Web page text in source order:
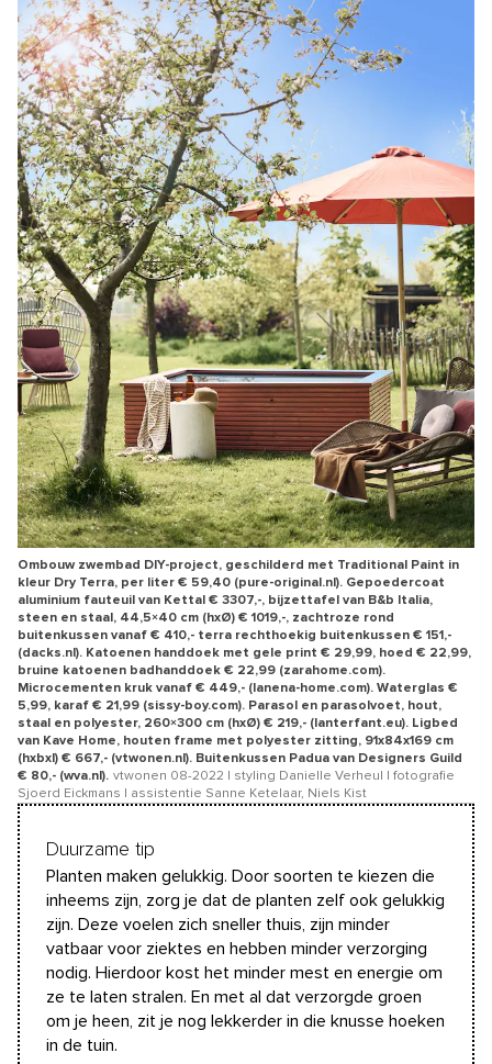
Ombouw zwembad DIY-project, geschilderd met Traditional Paint in
kleur Dry Terra, per liter € 59,40 (pure-original.nl). Gepoedercoat
aluminium fauteuil van Kettal € 3307,-, bijzettafel van B&b Italia,
steen en staal, 44,5×40 cm (hxØ) € 1019,-, zachtroze rond
buitenkussen vanaf € 410,- terra rechthoekig buitenkussen € 151,-
(dacks.nl). Katoenen handdoek met gele print € 29,99, hoed € 22,99,
bruine katoenen badhanddoek € 22,99 (zarahome.com).
Microcementen kruk vanaf € 449,- (lanena-home.com). Waterglas €
5,99, karaf € 21,99 (sissy-boy.com). Parasol en parasolvoet, hout,
staal en polyester, 260×300 cm (hxØ) € 219,- (lanterfant.eu). Ligbed
van Kave Home, houten frame met polyester zitting, 91x84x169 cm
(hxbxl) € 667,- (vtwonen.nl). Buitenkussen Padua van Designers Guild
€ 80,- (wva.nl). vtwonen 08-2022 | styling Danielle Verheul | fotografie
Sjoerd Eickmans | assistentie Sanne Ketelaar, Niels Kist
Duurzame tip
Planten maken gelukkig. Door soorten te kiezen die
inheems zijn, zorg je dat de planten zelf ook gelukkig
zijn. Deze voelen zich sneller thuis, zijn minder
vatbaar voor ziektes en hebben minder verzorging
nodig. Hierdoor kost het minder mest en energie om
ze te laten stralen. En met al dat verzorgde groen
om je heen, zit je nog lekkerder in die knusse hoeken
in de tuin.